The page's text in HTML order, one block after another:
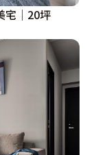
宅│20坪